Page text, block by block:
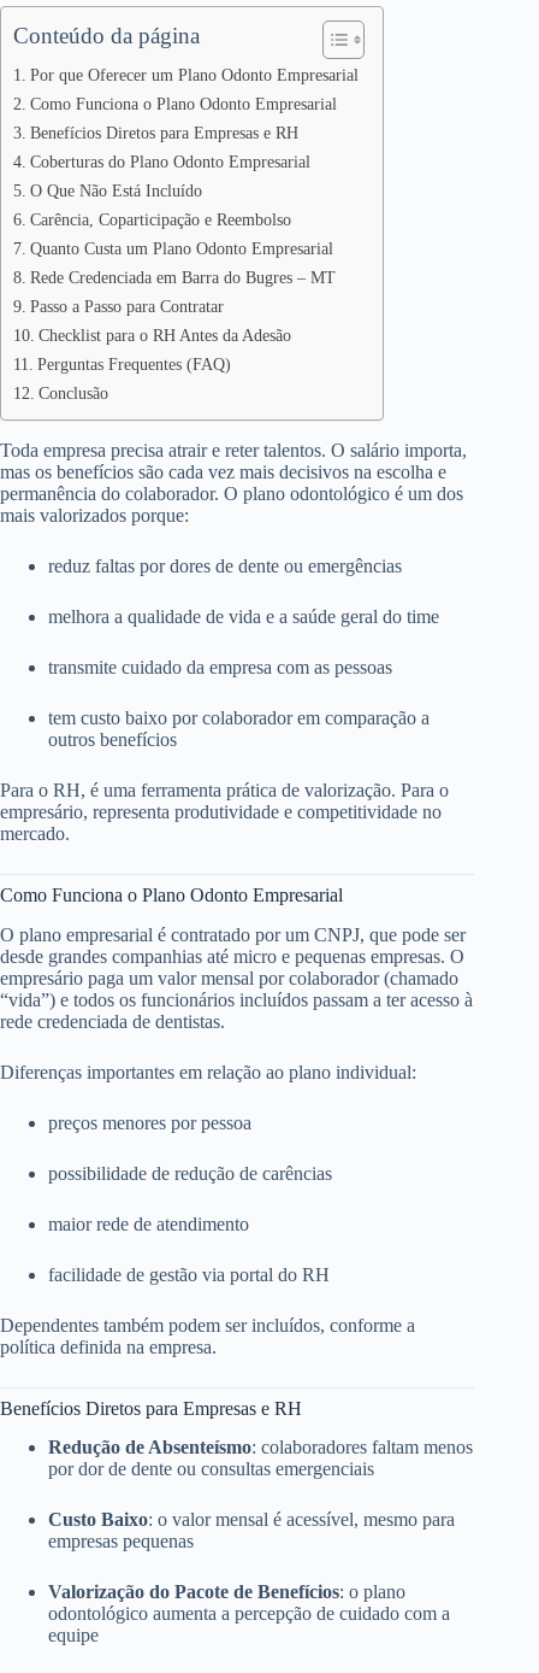
Conteúdo da página
Por que Oferecer um Plano Odonto Empresarial
Como Funciona o Plano Odonto Empresarial
Benefícios Diretos para Empresas e RH
Coberturas do Plano Odonto Empresarial
O Que Não Está Incluído
Carência, Coparticipação e Reembolso
Quanto Custa um Plano Odonto Empresarial
Rede Credenciada em Barra do Bugres – MT
Passo a Passo para Contratar
Checklist para o RH Antes da Adesão
Perguntas Frequentes (FAQ)
Conclusão
Toda empresa precisa atrair e reter talentos. O salário importa,
mas os benefícios são cada vez mais decisivos na escolha e
permanência do colaborador. O plano odontológico é um dos
mais valorizados porque:
reduz faltas por dores de dente ou emergências
melhora a qualidade de vida e a saúde geral do time
transmite cuidado da empresa com as pessoas
tem custo baixo por colaborador em comparação a
outros benefícios
Para o RH, é uma ferramenta prática de valorização. Para o
empresário, representa produtividade e competitividade no
mercado.
Como Funciona o Plano Odonto Empresarial
O plano empresarial é contratado por um CNPJ, que pode ser
desde grandes companhias até micro e pequenas empresas. O
empresário paga um valor mensal por colaborador (chamado
“vida”) e todos os funcionários incluídos passam a ter acesso à
rede credenciada de dentistas.
Diferenças importantes em relação ao plano individual:
preços menores por pessoa
possibilidade de redução de carências
maior rede de atendimento
facilidade de gestão via portal do RH
Dependentes também podem ser incluídos, conforme a
política definida na empresa.
Benefícios Diretos para Empresas e RH
Redução de Absenteísmo: colaboradores faltam menos
por dor de dente ou consultas emergenciais
Custo Baixo: o valor mensal é acessível, mesmo para
empresas pequenas
Valorização do Pacote de Benefícios: o plano
odontológico aumenta a percepção de cuidado com a
equipe